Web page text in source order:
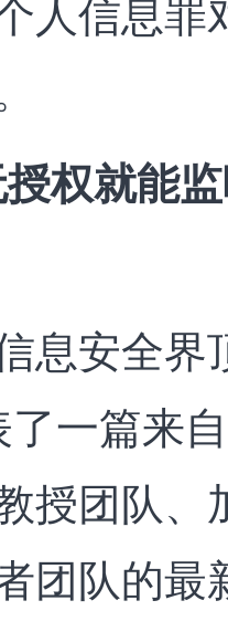
人信息罪
权就能
息安全界
了一篇来
授团队、
团队的最